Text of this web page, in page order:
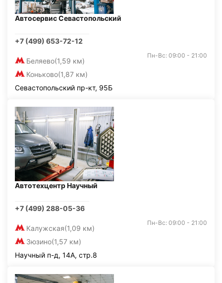
Автосервис Севастопольский
+7 (499) 653-72-12
Беляево(1,59 км)
Коньково(1,87 км)
Пн-Вс: 09:00 - 21:00
Севастопольский пр-кт, 95Б
Автотехцентр Научный
+7 (499) 288-05-36
Калужская(1,09 км)
Зюзино(1,57 км)
Пн-Вс: 09:00 - 21:00
Научный п-д, 14А, стр.8